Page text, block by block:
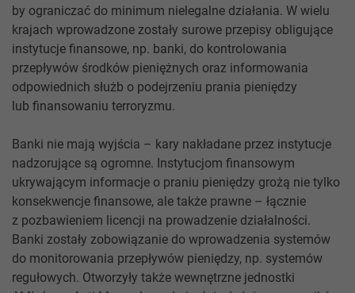
by ograniczać do minimum nielegalne działania. W wielu
krajach wprowadzone zostały surowe przepisy obligujące
instytucje finansowe, np. banki, do kontrolowania
przepływów środków pieniężnych oraz informowania
odpowiednich służb o podejrzeniu prania pieniędzy
lub finansowaniu terroryzmu.
Banki nie mają wyjścia – kary nakładane przez instytucje
nadzorujące są ogromne. Instytucjom finansowym
ukrywającym informacje o praniu pieniędzy grożą nie tylko
konsekwencje finansowe, ale także prawne – łącznie
z pozbawieniem licencji na prowadzenie działalności.
Banki zostały zobowiązanie do wprowadzenia systemów
do monitorowania przepływów pieniędzy, np. systemów
regułowych. Otworzyły także wewnętrzne jednostki